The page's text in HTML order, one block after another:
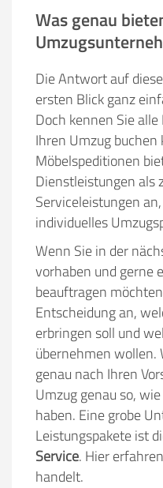
Was genau
Die Antwort auf
ersten Blick ganz
Doch kennen Sie
Ihren Umzug buchen
Möbelspeditionen
Dienstleistungen als
Serviceleistungen
individuelles
Wenn Sie in der
vorhaben und gerne
beauftragen
Entscheidung an,
erbringen soll und
übernehmen wollen.
genau nach Ihren
Umzug genau so,
haben. Eine grobe
Leistungspakete ist
Service. Hier
handelt.